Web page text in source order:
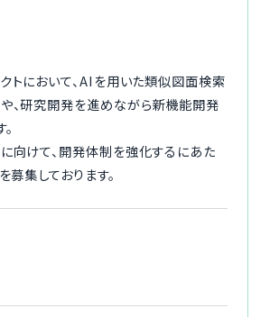
トにおいて、AIを用いた類似図面検索
、研究開発を進めながら新機能開発
向けて、開発体制を強化するにあた
募集しております。